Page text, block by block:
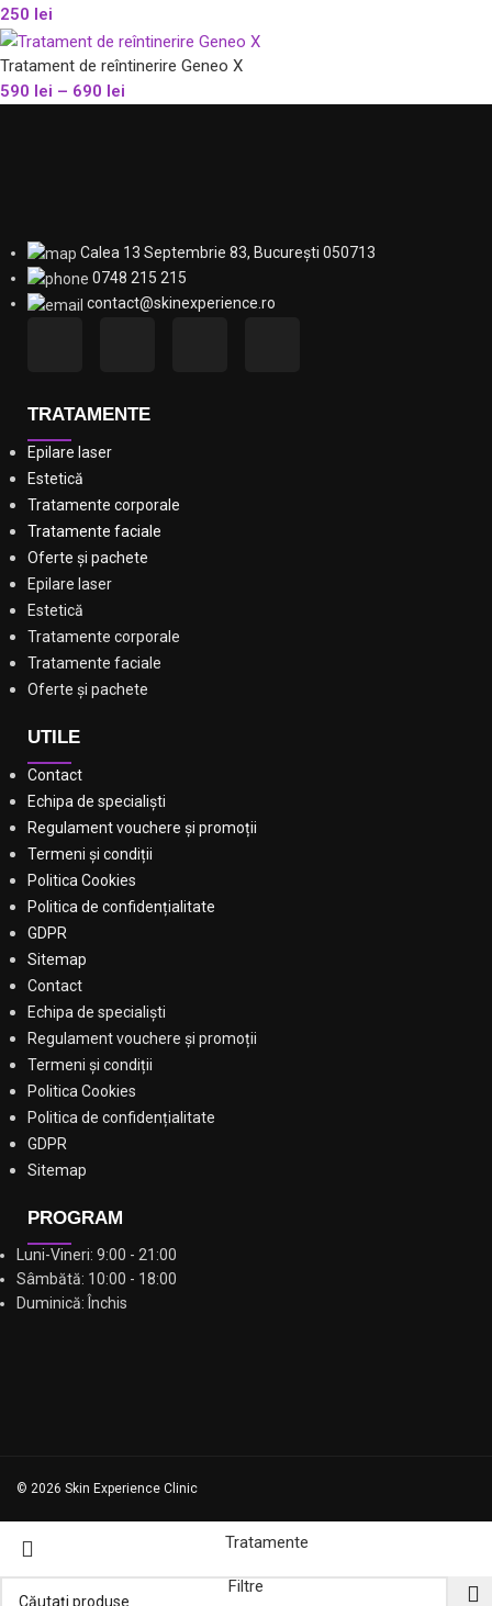
250 lei
Tratament de reîntinerire Geneo X
590 lei – 690 lei
Calea 13 Septembrie 83, București 050713
0748 215 215
contact@skinexperience.ro
TRATAMENTE
Epilare laser
Estetică
Tratamente corporale
Tratamente faciale
Oferte și pachete
Epilare laser
Estetică
Tratamente corporale
Tratamente faciale
Oferte și pachete
UTILE
Contact
Echipa de specialiști
Regulament vouchere și promoții
Termeni și condiții
Politica Cookies
Politica de confidențialitate
GDPR
Sitemap
Contact
Echipa de specialiști
Regulament vouchere și promoții
Termeni și condiții
Politica Cookies
Politica de confidențialitate
GDPR
Sitemap
PROGRAM
Luni-Vineri: 9:00 - 21:00
Sâmbătă: 10:00 - 18:00
Duminică: Închis
© 2026 Skin Experience Clinic
Tratamente
Filtre